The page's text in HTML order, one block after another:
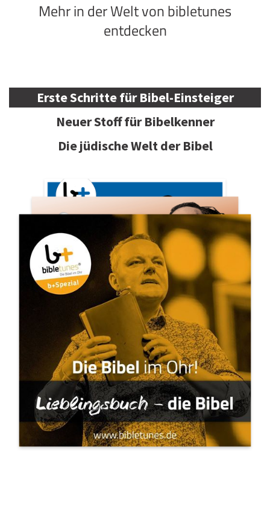
Mehr in der Welt von bibletunes
entdecken
Erste Schritte für Bibel-Einsteiger
Neuer Stoff für Bibelkenner
Die jüdische Welt der Bibel